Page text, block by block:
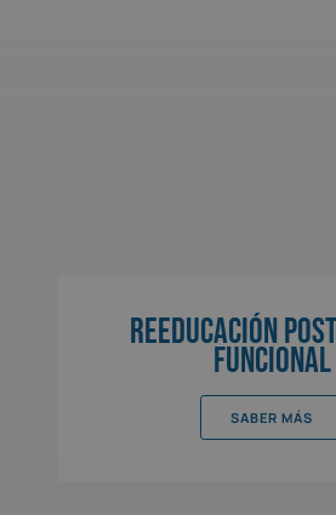
Reeducación
funcional
SABER MÁS